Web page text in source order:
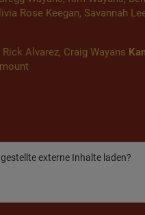
Rose Keegan, Savannah
Alvarez, Craig Wayans
externe Inhalte laden?